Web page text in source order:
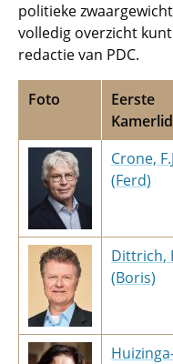
politieke
volledig overzicht
redactie van PDC.
Foto
Eerste
Kamerlid
Crone,
(Ferd)
Dittrich,
(Boris)